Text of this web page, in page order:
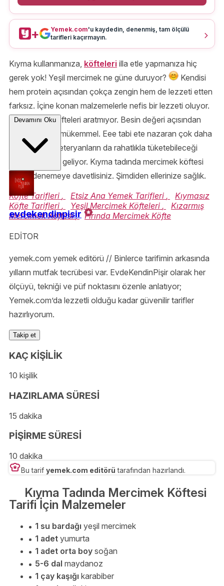
+ Yemek.com'u kaydedin, denenmiş, tam ölçülü
tarifleri kaçırmayın.
Kıyma kullanmanıza, köfteleri illa etle yapmanıza hiç
gerek yok! Yeşil mercimek ne güne duruyor?
Kendisi
hem protein açısından çokça zengin hem de lezzeti etten
farksız. İçine konan malzemelerle nefis bir lezzeti oluyor.
Tadı kıymalı köfteleri aratmıyor. Besin değeri açısından
harika, lezzeti mükemmel. Eee tabi ete nazaran çok daha
ekonomik. Vejeteryanların da rahatlıkla tüketebileceği
efsane bir tarif geliyor. Kıyma tadında mercimek köftesi
tarifini denemeye davetlisiniz. Şimdiden ellerinize sağlık.
Köfte Tarifleri , Etsiz Ana Yemek Tarifleri ,
Kıymasız
Köfte Tarifleri , Yeşil Mercimek Köfteleri ,
Kızarmış
Mercimek Köftesi, Fırında Mercimek Köfte
Devamını Oku
evdekendinpisir
EDİTOR
yemek.com yemek editörü // Binlerce tarifimin arkasında
yılların mutfak tecrübesi var. EvdeKendinPişir olarak her
ölçüyü, tekniği ve püf noktasını özenle anlatıyor;
Yemek.com’da lezzetli olduğu kadar güvenilir tarifler
hazırlıyorum.
Takip et
KAÇ KİŞİLİK
10 kişilik
HAZIRLAMA SÜRESİ
15 dakika
PİŞİRME SÜRESİ
10 dakika
Bu tarif yemek.com editörü tarafından hazırlandı.
Kıyma Tadında Mercimek Köftesi
Tarifi İçin Malzemeler
1 su bardağı yeşil mercimek
1 adet yumurta
1 adet orta boy soğan
5-6 dal maydanoz
1 çay kaşığı karabiber